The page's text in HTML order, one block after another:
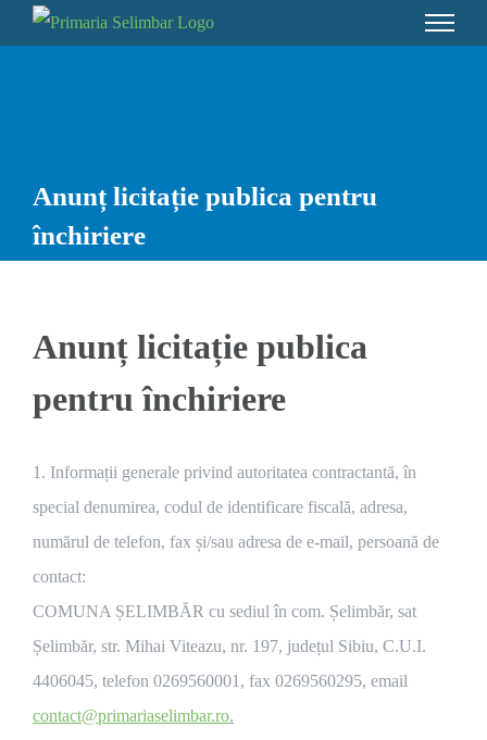
to
Anunț licitație publica pentru
închiriere
Anunț licitație publica
pentru închiriere
1. Informații generale privind autoritatea contractantă, în
special denumirea, codul de identificare fiscală, adresa,
numărul de telefon, fax și/sau adresa de e-mail, persoană de
contact:
COMUNA ȘELIMBĂR cu sediul în com. Șelimbăr, sat
Șelimbăr, str. Mihai Viteazu, nr. 197, județul Sibiu, C.U.I.
4406045, telefon 0269560001, fax 0269560295, email
contact@primariaselimbar.ro.